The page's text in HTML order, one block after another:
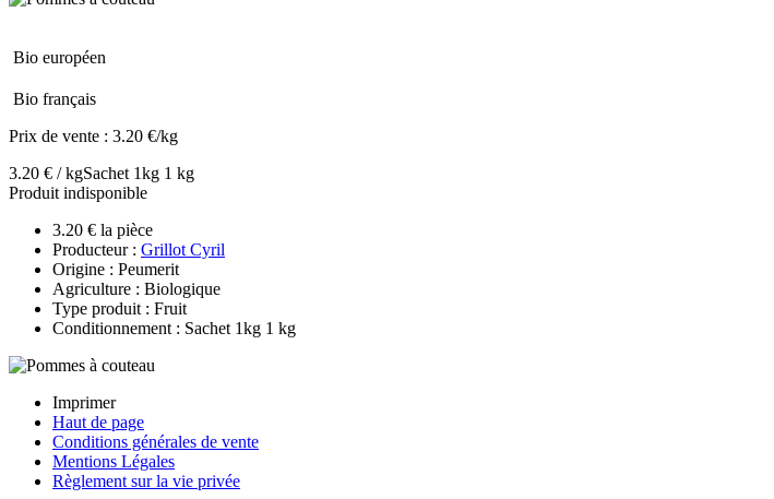
Bio européen
Bio français
Prix de vente : 3.20 €/kg
3.20 € / kgSachet 1kg 1 kg
Produit indisponible
3.20 € la pièce
Producteur : Grillot Cyril
Origine : Peumerit
Agriculture : Biologique
Type produit : Fruit
Conditionnement : Sachet 1kg 1 kg
Imprimer
Haut de page
Conditions générales de vente
Mentions Légales
Règlement sur la vie privée